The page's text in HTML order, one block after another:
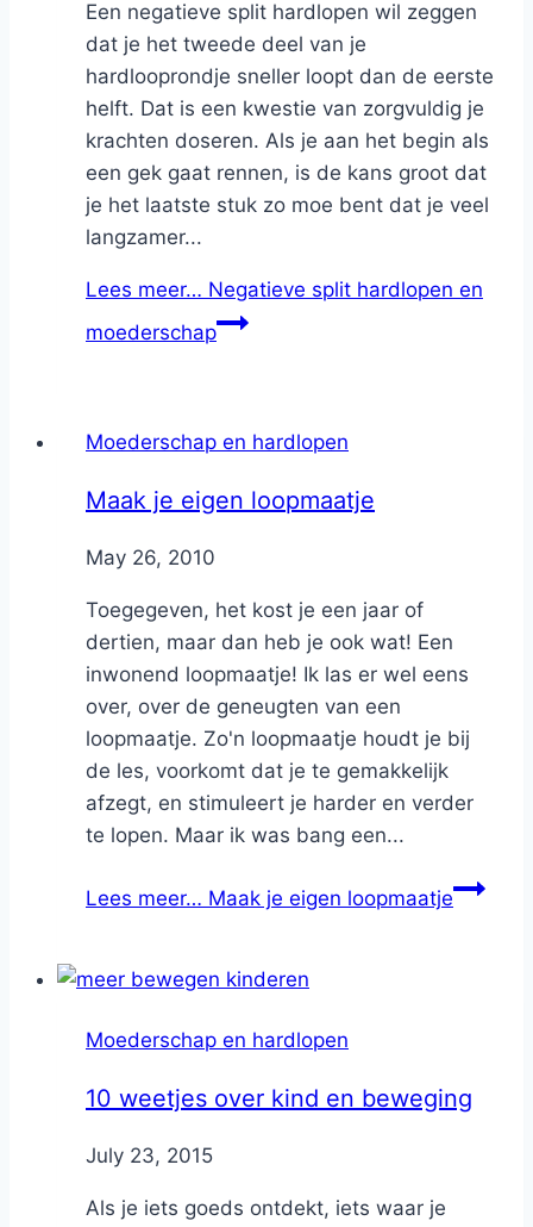
Een negatieve split hardlopen wil zeggen
dat je het tweede deel van je
hardlooprondje sneller loopt dan de eerste
helft. Dat is een kwestie van zorgvuldig je
krachten doseren. Als je aan het begin als
een gek gaat rennen, is de kans groot dat
je het laatste stuk zo moe bent dat je veel
langzamer...
Lees meer… Negatieve split hardlopen en
moederschap
Moederschap en hardlopen
Maak je eigen loopmaatje
ByNicole
May 26, 2010
Toegegeven, het kost je een jaar of
dertien, maar dan heb je ook wat! Een
inwonend loopmaatje! Ik las er wel eens
over, over de geneugten van een
loopmaatje. Zo'n loopmaatje houdt je bij
de les, voorkomt dat je te gemakkelijk
afzegt, en stimuleert je harder en verder
te lopen. Maar ik was bang een...
Lees meer… Maak je eigen loopmaatje
Moederschap en hardlopen
10 weetjes over kind en beweging
ByNicole
July 23, 2015
Als je iets goeds ontdekt, iets waar je